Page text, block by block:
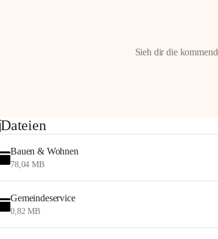
Sieh dir die
Dateien
Bauen & Wohnen
78,04 MB
Gemeindeservice
0,82 MB